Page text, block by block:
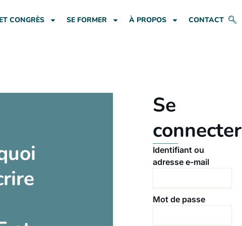
CONGRÈS SE FORMER À PROPOS CONTACT
Se
connecter
Identifiant ou
adresse e-mail
Mot de passe